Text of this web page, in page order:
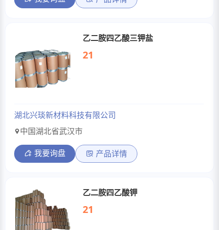
乙二胺四乙酸三钾盐
21
湖北兴琰新材料科技有限公司
中国湖北省武汉市
我要询盘 产品详情
乙二胺四乙酸钾
21